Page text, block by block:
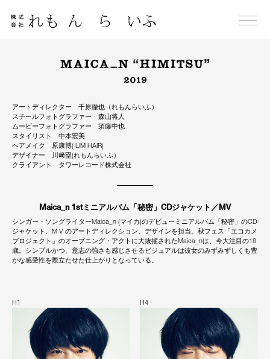
content
MAICA_N “HIMITSU”
2019
アートディレクター 千原徹也（れもんらいふ）
スチールフォトグラファー 森山将人
ムービーフォトグラファー 須藤中也
スタイリスト 中本宏美
ヘアメイク 原康博( LIM HAIR)
デザイナー 川﨑塁(れもんらいふ）
クライアント タワーレコード株式会社
Maica_n 1stミニアルバム「秘密」CDジャケット／MV
シンガー・ソングライターMaica_n (マイカ)のデビューミニアルバム「秘密」のCD
ジャケット、M V のアートディレクション、デザインを担当。秋フェス「エコカメ
プロジェクト」のオープニング・アクトに大抜擢されたMaica_nは、今大注目の18
歳。シンプルかつ、意志の強さも感じさせるビジュアルは彼女のみずみずしくも豊
かな感受性を際立たせた仕上がりとなっている。
H1 H4